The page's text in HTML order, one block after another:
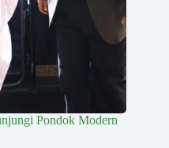
Pondok Modern